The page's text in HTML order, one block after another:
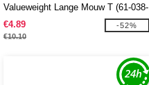
Valueweight Lange Mouw T (61-038-
0)
€4.89
€10.10
-52%